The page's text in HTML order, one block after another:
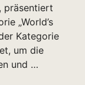
präsentiert
„World’s
Kategorie
um die
und …